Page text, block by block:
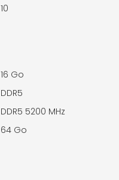
10
16 Go
DDR5
DDR5 5200 MHz
64 Go